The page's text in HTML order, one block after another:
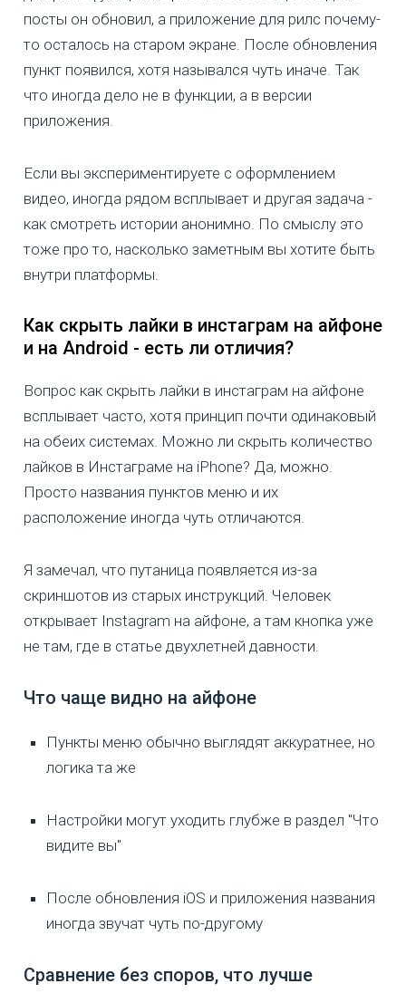
посты он обновил, а приложение для рилс почему-
то осталось на старом экране. После обновления
пункт появился, хотя назывался чуть иначе. Так
что иногда дело не в функции, а в версии
приложения.
Если вы экспериментируете с оформлением
видео, иногда рядом всплывает и другая задача -
как смотреть истории анонимно. По смыслу это
тоже про то, насколько заметным вы хотите быть
внутри платформы.
Как скрыть лайки в инстаграм на айфоне
и на Android - есть ли отличия?
Вопрос как скрыть лайки в инстаграм на айфоне
всплывает часто, хотя принцип почти одинаковый
на обеих системах. Можно ли скрыть количество
лайков в Инстаграме на iPhone? Да, можно.
Просто названия пунктов меню и их
расположение иногда чуть отличаются.
Я замечал, что путаница появляется из-за
скриншотов из старых инструкций. Человек
открывает Instagram на айфоне, а там кнопка уже
не там, где в статье двухлетней давности.
Что чаще видно на айфоне
Пункты меню обычно выглядят аккуратнее, но
логика та же
Настройки могут уходить глубже в раздел "Что
видите вы"
После обновления iOS и приложения названия
иногда звучат чуть по-другому
Сравнение без споров, что лучше